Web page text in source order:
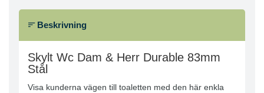
Beskrivning
Skylt Wc Dam & Herr Durable 83mm
Stål
Visa kunderna vägen till toaletten med den här enkla